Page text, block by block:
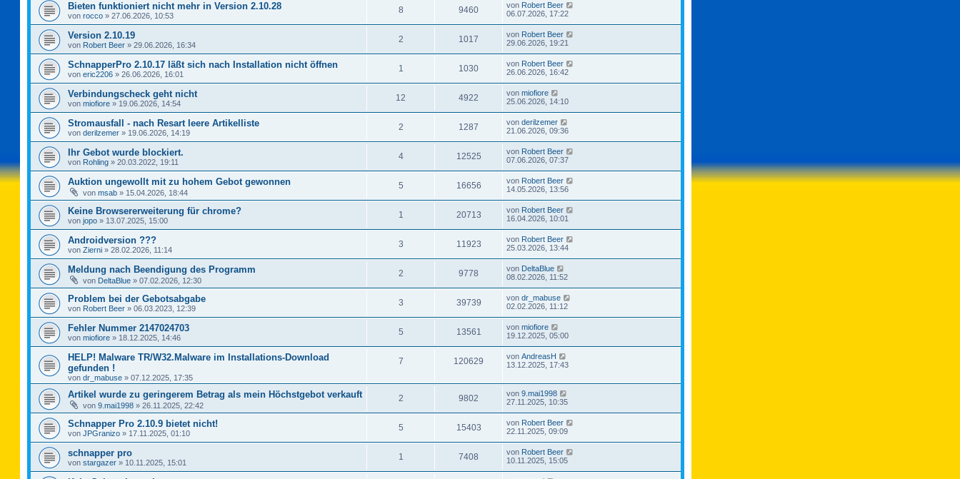
Bieten funktioniert nicht mehr in Version 2.10.28
von rocco » 27.06.2026, 10:53
8 9460 von Robert Beer
06.07.2026, 17:22
Version 2.10.19
von Robert Beer » 29.06.2026, 16:34
2 1017 von Robert Beer
29.06.2026, 19:21
SchnapperPro 2.10.17 läßt sich nach Installation nicht öffnen
von eric2206 » 26.06.2026, 16:01
1 1030 von Robert Beer
26.06.2026, 16:42
Verbindungscheck geht nicht
von miofiore » 19.06.2026, 14:54
12 4922 von miofiore
25.06.2026, 14:10
Stromausfall - nach Resart leere Artikelliste
von derilzemer » 19.06.2026, 14:19
2 1287 von derilzemer
21.06.2026, 09:36
Ihr Gebot wurde blockiert.
von Rohling » 20.03.2022, 19:11
4 12525 von Robert Beer
07.06.2026, 07:37
Auktion ungewollt mit zu hohem Gebot gewonnen
von msab » 15.04.2026, 18:44
5 16656 von Robert Beer
14.05.2026, 13:56
Keine Browsererweiterung für chrome?
von jopo » 13.07.2025, 15:00
1 20713 von Robert Beer
16.04.2026, 10:01
Androidversion ???
von Zierni » 28.02.2026, 11:14
3 11923 von Robert Beer
25.03.2026, 13:44
Meldung nach Beendigung des Programm
von DeltaBlue » 07.02.2026, 12:30
2 9778 von DeltaBlue
08.02.2026, 11:52
Problem bei der Gebotsabgabe
von Robert Beer » 06.03.2023, 12:39
3 39739 von dr_mabuse
02.02.2026, 11:12
Fehler Nummer 2147024703
von miofiore » 18.12.2025, 14:46
5 13561 von miofiore
19.12.2025, 05:00
HELP! Malware TR/W32.Malware im Installations-Download
gefunden !
von dr_mabuse » 07.12.2025, 17:35
7 120629 von AndreasH
13.12.2025, 17:43
Artikel wurde zu geringerem Betrag als mein Höchstgebot verkauft
von 9.mai1998 » 26.11.2025, 22:42
2 9802 von 9.mai1998
27.11.2025, 10:35
Schnapper Pro 2.10.9 bietet nicht!
von JPGranizo » 17.11.2025, 01:10
5 15403 von Robert Beer
22.11.2025, 09:09
schnapper pro
von stargazer » 10.11.2025, 15:01
1 7408 von Robert Beer
10.11.2025, 15:05